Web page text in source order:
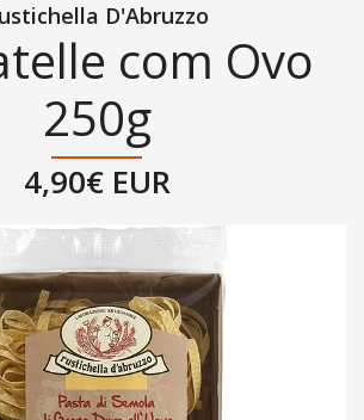
D'Abruzzo
com Ovo
250g
4,90€ EUR